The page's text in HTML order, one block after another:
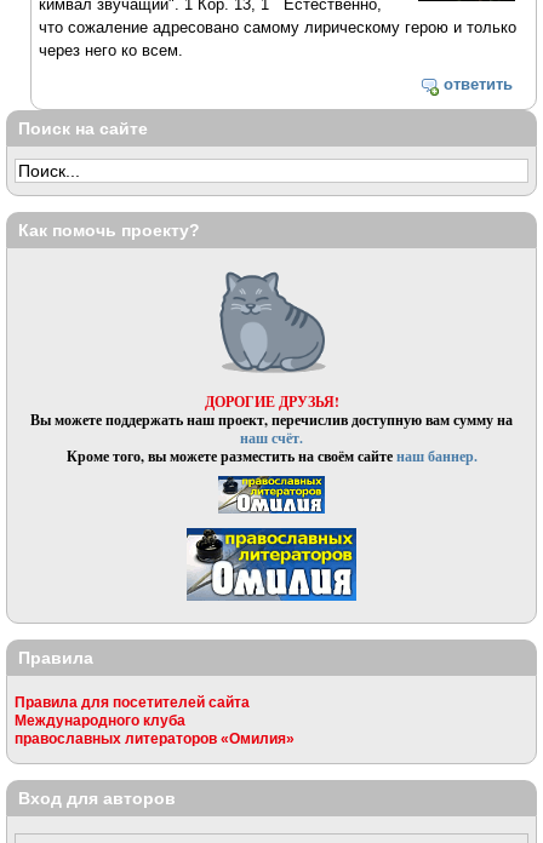
кимвал звучащий". 1 Кор. 13, 1 Естественно,
что сожаление адресовано самому лирическому герою и только
через него ко всем.
ответить
Поиск на сайте
Как помочь проекту?
ДОРОГИЕ ДРУЗЬЯ!
Вы можете поддержать наш проект, перечислив доступную вам сумму на
наш счёт.
Кроме того, вы можете разместить на своём сайтенаш баннер.
Правила
Правила для посетителей сайта
Международного клуба
православных литераторов «Омилия»
Вход для авторов